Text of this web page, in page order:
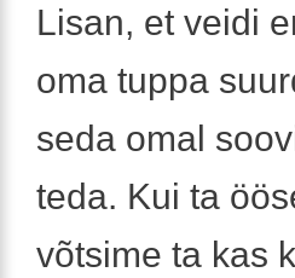
Lisan, et veidi
oma tuppa
seda omal
teda. Kui ta
võtsime ta kas